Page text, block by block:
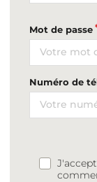
Mot de passe
Numéro de